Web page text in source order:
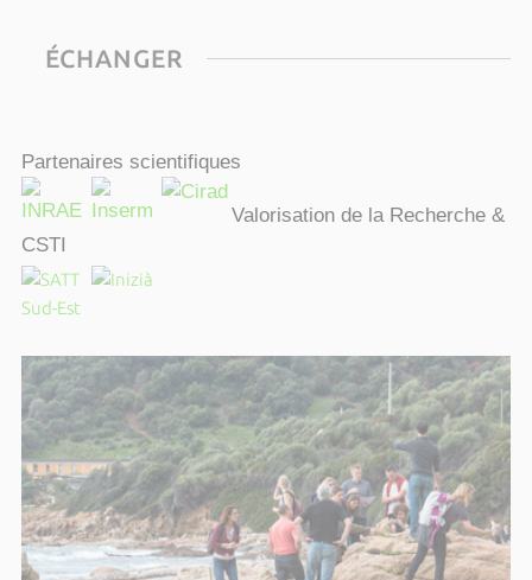
ÉCHANGER
Partenaires scientifiques
Valorisation de la Recherche &
CSTI